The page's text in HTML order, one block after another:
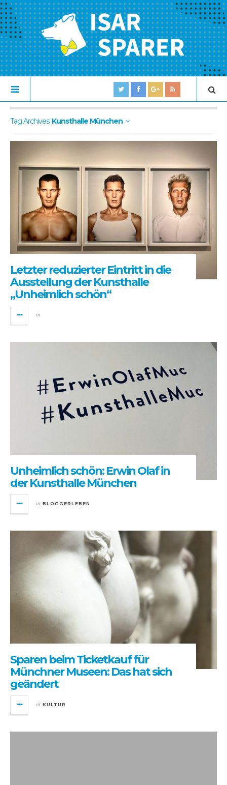
Tag Archives: Kunsthalle München
Letzter reduzierter Eintritt in die
Ausstellung der Kunsthalle
„Unheimlich schön“
in
Unheimlich schön: Erwin Olaf in
der Kunsthalle München
in BLOGGERLEBEN
Sparen beim Ticketkauf für
Münchner Museen: Das hat sich
geändert
in KULTUR